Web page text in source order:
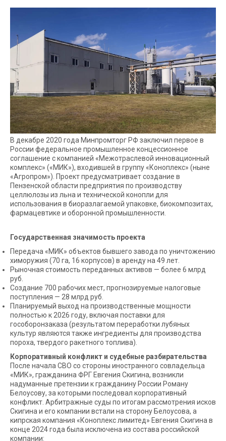
В декабре 2020 года Минпромторг РФ заключил первое в
России федеральное промышленное концессионное
соглашение с компанией «Межотраслевой инновационный
комплекс» («МИК»), входившей в группу «Коноплекс» (ныне
«Агропром»). Проект предусматривает создание в
Пензенской области предприятия по производству
целлюлозы из льна и технической конопли для
использования в биоразлагаемой упаковке, биокомпозитах,
фармацевтике и оборонной промышленности.
Государственная значимость проекта
Передача «МИК» объектов бывшего завода по уничтожению
химоружия (70 га, 16 корпусов) в аренду на 49 лет.
Рыночная стоимость переданных активов — более 6 млрд
руб.
Создание 700 рабочих мест, прогнозируемые налоговые
поступления — 28 млрд руб.
Планируемый выход на производственные мощности
полностью к 2026 году, включая поставки для
гособоронзаказа (результатом переработки лубяных
культур являются также ингредиенты для производства
пороха, твердого ракетного топлива).
Корпоративный конфликт и судебные разбирательства
После начала СВО со стороны иностранного совладельца
«МИК», гражданина ФРГ Евгения Скигина, возникли
надуманные претензии к гражданину России Роману
Белоусову, за которыми последовал корпоративный
конфликт. Арбитражные суды по итогам рассмотрения исков
Скигина и его компании встали на сторону Белоусова, а
кипрская компания «Коноплекс лимитед» Евгения Скигина в
конце 2024 года была исключена из состава российской
компании: